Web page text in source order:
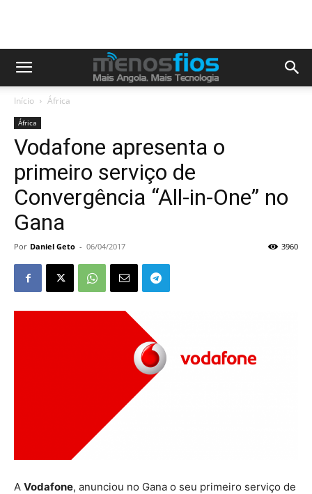
Início África
África
Vodafone apresenta o
primeiro serviço de
Convergência “All-in-One” no
Gana
Por Daniel Geto - 06/04/2017 3960
A Vodafone, anunciou no Gana o seu primeiro serviço de